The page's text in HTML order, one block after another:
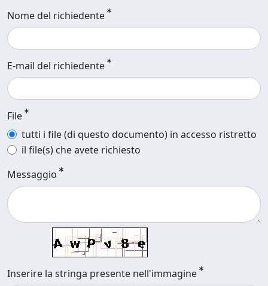
Nome del richiedente
E-mail del richiedente
File
tutti i file (di questo documento) in accesso ristretto
il file(s) che avete richiesto
Messaggio
Inserire la stringa presente nell'immagine